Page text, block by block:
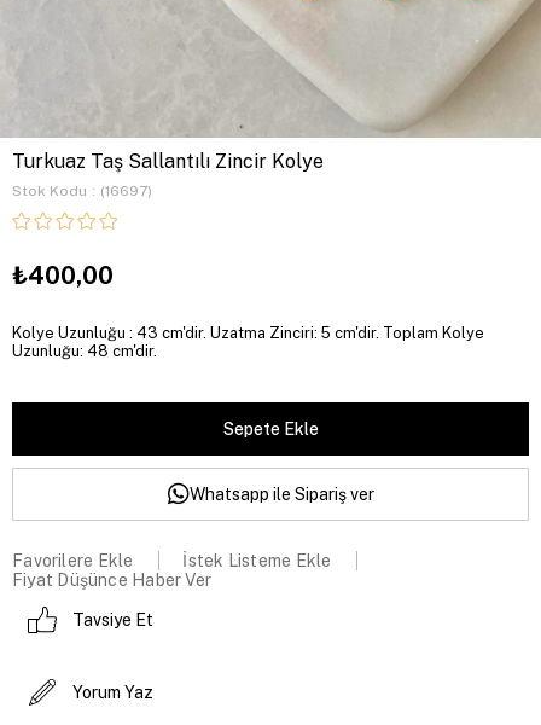
Turkuaz Taş Sallantılı Zincir Kolye
Stok Kodu (16697)
₺400,00
Kolye Uzunluğu : 43 cm'dir. Uzatma Zinciri: 5 cm'dir. Toplam Kolye
Uzunluğu: 48 cm'dir.
Whatsapp ile Sipariş ver
Favorilere Ekle
İstek Listeme Ekle
Fiyat Düşünce Haber Ver
Tavsiye Et
Yorum Yaz